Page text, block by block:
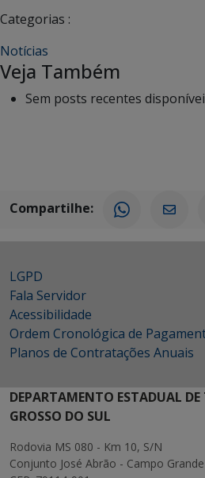
Categorias :
Notícias
Veja Também
Sem posts recentes
Compartilhe:
LGPD
Fala Servidor
Acessibilidade
Ordem Cronológica de
Planos de Contratações Anuais
DEPARTAMENTO ESTADUAL
GROSSO DO SUL
Rodovia MS 080 - Km 10, S/N
Conjunto José Abrão - Campo